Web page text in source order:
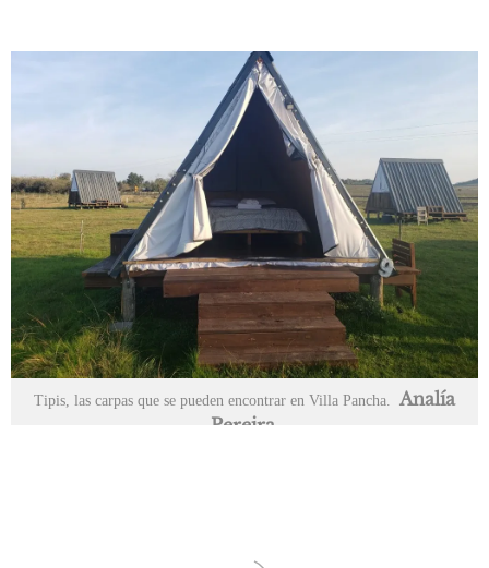
Tipis, las carpas que se pueden encontrar en Villa Pancha.
Analía
Pereira